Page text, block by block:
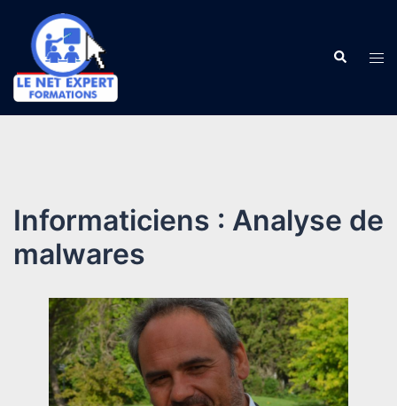
contenu
Informaticiens : Analyse de
malwares